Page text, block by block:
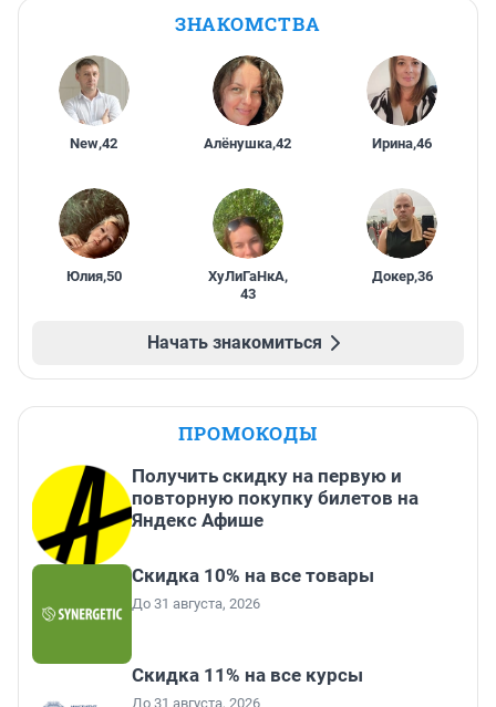
ЗНАКОМСТВА
New,42 Алёнушка,42 Ирина,46
Юлия,50 ХуЛиГаНкА,
43
Докер,36
Начать знакомиться
ПРОМОКОДЫ
Получить скидку на первую и
повторную покупку билетов на
Яндекс Афише
Скидка 10% на все товары
До 31 августа, 2026
Скидка 11% на все курсы
До 31 августа, 2026